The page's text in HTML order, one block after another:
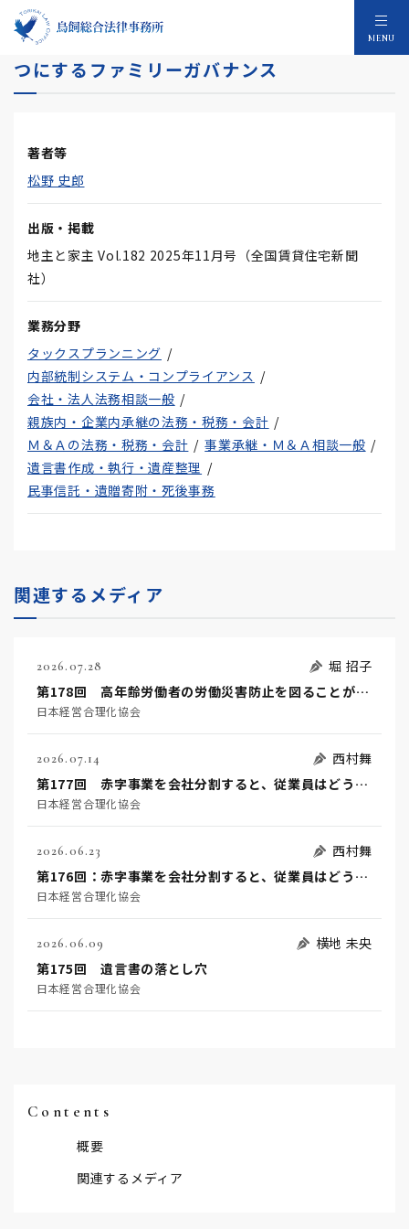
MENU
資産を守り持続的な承継につなげる 心を一
つにするファミリーガバナンス
著者等
松野 史郎
出版・掲載
地主と家主 Vol.182 2025年11月号（全国賃貸住宅新聞
社）
業務分野
タックスプランニング
内部統制システム・コンプライアンス
会社・法人法務相談一般
親族内・企業内承継の法務・税務・会計
Ｍ＆Ａの法務・税務・会計
事業承継・Ｍ＆Ａ相談一般
遺言書作成・執行・遺産整理
民事信託・遺贈寄附・死後事務
関連するメディア
2026.07.28
堀 招子
第178回 高年齢労働者の労働災害防止を図ることが事業者の努力義務になりました！
日本経営合理化協会
2026.07.14
西村舞
第177回 赤字事業を会社分割すると、従業員はどうなるのか？（後編）
日本経営合理化協会
2026.06.23
西村舞
第176回：赤字事業を会社分割すると、従業員はどうなるのか？！（前編）
日本経営合理化協会
2026.06.09
横地 未央
第175回 遺言書の落とし穴
日本経営合理化協会
Contents
概要
関連するメディア